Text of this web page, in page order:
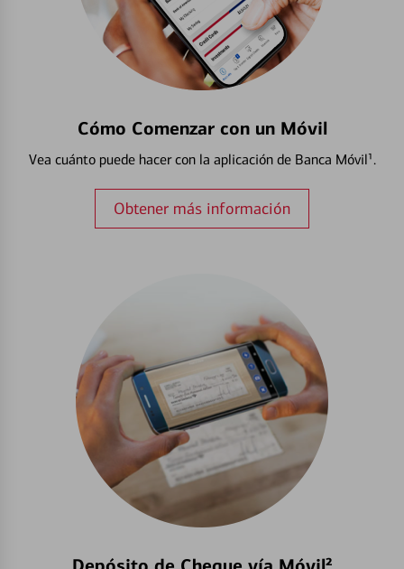
Cómo Comenzar con un Móvil
Vea cuánto puede hacer con la aplicación de Banca Móvil¹.
Obtener más información